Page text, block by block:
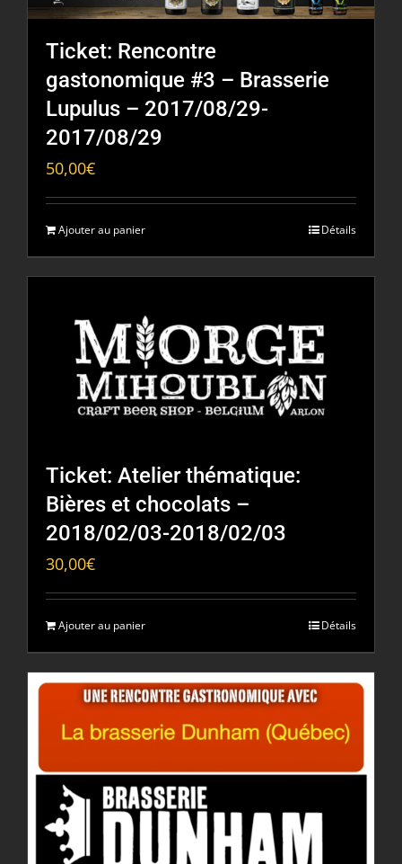
Ticket: Rencontre
gastonomique #3 – Brasserie
Lupulus – 2017/08/29-
2017/08/29
50,00€
Ajouter au panier Détails
Ticket: Atelier thématique:
Bières et chocolats –
2018/02/03-2018/02/03
30,00€
Ajouter au panier Détails